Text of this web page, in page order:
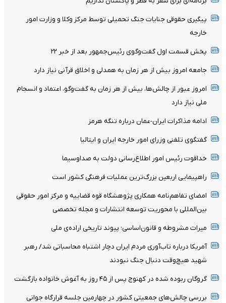
پیگیری حقوقی جنایات جنگ تحمیلی توسط مرکز وکلا و وزارت امور
خارجه
پخش قسمت اول گفت‌وگوی رئیس‌جمهور بعد از خبر ۲۲
جامعه امروز بیش از هر زمان به همدلی و اخلاق قرآنی نیاز دارد
امروز عبور از چالش‌ها، بیش از هر زمان به گفت‌وگو، اعتماد و انسجام
ملی نیاز دارد
ادامه مذاکرات ایران-عمان درباره تنگه هرمز
گفتگوی تلفنی وزرای امور خارجه ایران و ایتالیا
خداقوت رئیس امور اطلاع‌رسانی دولت به صداوسیما
راهپیمایی اربعین بزرگ‌ترین عملیات فرهنگی کشور است
امضای تفاهم‌نامه همکاری پژوهشگاه قوه قضاییه و مرکز امور حقوقی
بین‌المللی با محوریت توسعه انتشارات و مجله تخصصی
میراث مشروطه و قانون‌اساسی؛ پیوند تاریخی اراده‌ی ملی
آمریکا درباره تاب‌آوری مردم ایران دچار اشتباه محاسباتی شد/ رهبر
شهید هیچ‌وقت دنبال جنگ نبودند
گروگان ربوده‌ شده در کهنوج پس از ۴۵ روز به آغوش خانواده بازگشت
بررسی چالش‌های جمعیتی کشور در چهارمین جلسه قرارگاه جوانی